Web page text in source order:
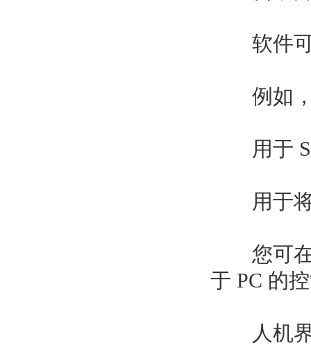
软件可
例如，
用于
用于将
您可在“
于 PC 的
人机界